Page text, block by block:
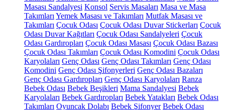
Masası Sandalyesi Konsol Servis Masaları Masa ve Masa
Takımları Yemek Masası ve Takımları Mutfak Masası ve
Takımları Çocuk Odası Çocuk Odası Duvar Stickerları Çocuk
Odası Duvar Kağıtları Çocuk Odası Sandalyeleri Çocuk
Odası Gardıropları Çocuk Odası Masası Çocuk Odası Bazası
Çocuk Odası Takımları Çocuk Odası Komodini Çocuk Odası
Karyolaları Genç Odası Genç Odası Takımları Genç Odası
Komodini Genç Odası Şifonyerleri Genç Odası Bazaları
Genç Odası Gardıropları Genç Odası Karyolaları Ranza
Bebek Odası Bebek Beşikleri Mama Sandalyesi Bebek
Karyolaları Bebek Gardıropları Bebek Yatakları Bebek Odası
Takımları Oyuncak Dolabı Bebek Şifonyer Bebek Odası